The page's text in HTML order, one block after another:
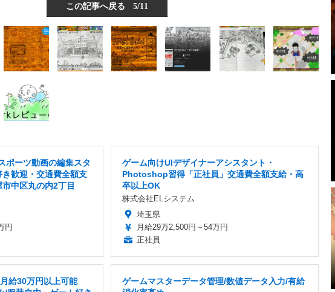
この記事へ戻る 5/11
ポーツ動画の編集スタ
歓迎・交通費全額支
中区丸の内2丁目
円
ゲーム向けUIデザイナーアシスタント・
Photoshop習得「正社員」交通費全額支給・高
卒以上OK
株式会社ELシステム
埼玉県
月給29万2,500円～54万円
正社員
給30万円以上可能
ゲームマスターデータ管理/数値データ入力/有給